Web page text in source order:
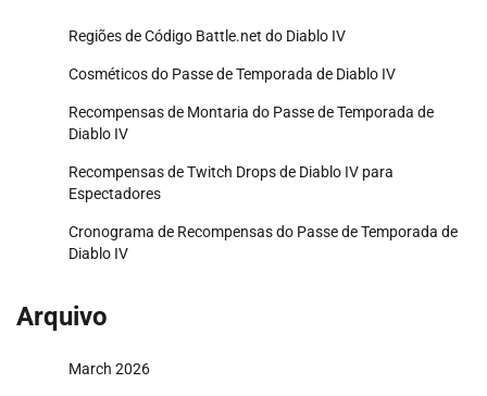
Regiões de Código Battle.net do Diablo IV
Cosméticos do Passe de Temporada de Diablo IV
Recompensas de Montaria do Passe de Temporada de
Diablo IV
Recompensas de Twitch Drops de Diablo IV para
Espectadores
Cronograma de Recompensas do Passe de Temporada de
Diablo IV
Arquivo
March 2026